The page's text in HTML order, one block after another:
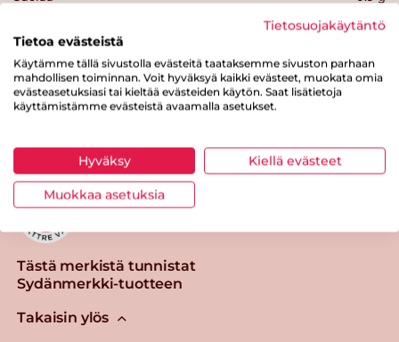
Tulosta sivu Jaa tuote
Tästä merkistä tunnistat
Sydänmerkki-tuotteen
Takaisin ylös
Tietosuojakäytäntö
Tietoa evästeistä
Käytämme tällä sivustolla evästeitä taataksemme sivuston parhaan
mahdollisen toiminnan. Voit hyväksyä kaikki evästeet, muokata omia
evästeasetuksiasi tai kieltää evästeiden käytön. Saat lisätietoja
käyttämistämme evästeistä avaamalla asetukset.
Hyväksy Kiellä evästeet
Muokkaa asetuksia